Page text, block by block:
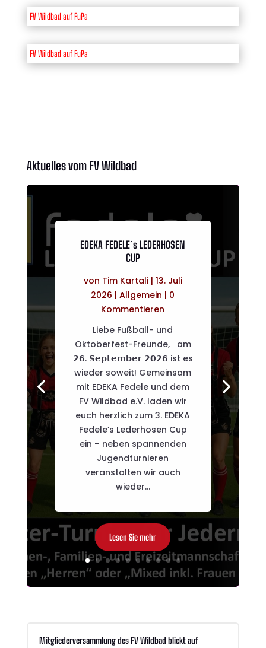
FV Wildbad auf FuPa
FV Wildbad auf FuPa
Aktuelles vom FV Wildbad
EDEKA FEDELE´s LEDERHOSEN
CUP
von Tim Kartali| 13. Juli
2026 |Allgemein | 0
Kommentieren
Liebe Fußball- und
Oktoberfest-Freunde, am
𝟮𝟲. 𝗦𝗲𝗽𝘁𝗲𝗺𝗯𝗲𝗿 𝟮𝟬𝟮𝟲 ist es
wieder soweit! Gemeinsam
mit EDEKA Fedele und dem
FV Wildbad e.V. laden wir
euch herzlich zum 3. EDEKA
Fedele’s Lederhosen Cup
ein – neben spannenden
Jugendturnieren
veranstalten wir auch
wieder...
Lesen Sie mehr
Mitgliederversammlung des FV Wildbad blickt auf